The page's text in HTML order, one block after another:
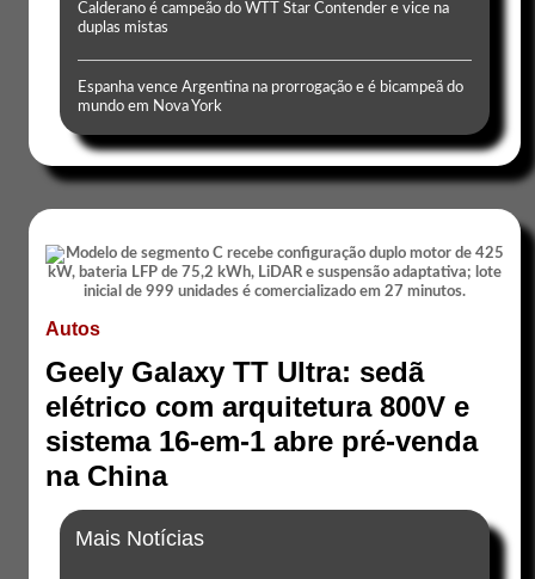
Calderano é campeão do WTT Star Contender e vice na
duplas mistas
Espanha vence Argentina na prorrogação e é bicampeã do
mundo em Nova York
Autos
Geely Galaxy TT Ultra: sedã
elétrico com arquitetura 800V e
sistema 16-em-1 abre pré-venda
na China
Mais Notícias